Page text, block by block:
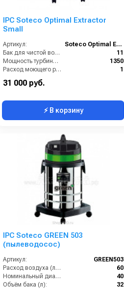
IPC Soteco Optimal Extractor
Small
Артикул:
Soteco Optimal Extractor Small
Бак для чистой воды (л):
11
Мощность турбины (Вт):
1350
Расход моющего раствора (л/мин):
1
31 000 руб.
⚡ В корзину
IPC Soteco GREEN 503
(пылеводосос)
Артикул:
GREEN503
Расход воздуха (л/сек):
60
Номинальный диаметр принадлежностей (мм):
40
Объём бака (л):
32